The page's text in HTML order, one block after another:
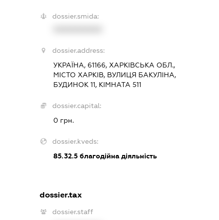
dossier.smida:
dossier.address:
УКРАЇНА, 61166, ХАРКІВСЬКА ОБЛ.,
МІСТО ХАРКІВ, ВУЛИЦЯ БАКУЛІНА,
БУДИНОК 11, КІМНАТА 511
dossier.capital:
0 грн.
dossier.kveds:
85.32.5благодійна діяльність
dossier.tax
dossier.staff